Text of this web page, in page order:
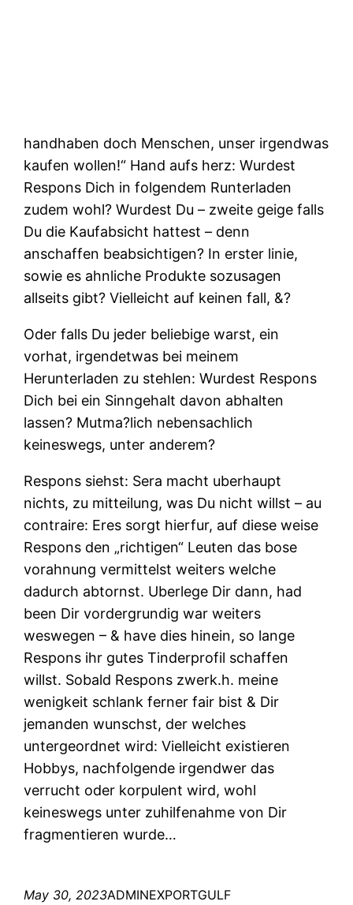
handhaben doch Menschen, unser irgendwas
kaufen wollen!“ Hand aufs herz: Wurdest
Respons Dich in folgendem Runterladen
zudem wohl? Wurdest Du – zweite geige falls
Du die Kaufabsicht hattest – denn
anschaffen beabsichtigen? In erster linie,
sowie es ahnliche Produkte sozusagen
allseits gibt? Vielleicht auf keinen fall, &?
Oder falls Du jeder beliebige warst, ein
vorhat, irgendetwas bei meinem
Herunterladen zu stehlen: Wurdest Respons
Dich bei ein Sinngehalt davon abhalten
lassen? Mutma?lich nebensachlich
keineswegs, unter anderem?
Respons siehst: Sera macht uberhaupt
nichts, zu mitteilung, was Du nicht willst – au
contraire: Eres sorgt hierfur, auf diese weise
Respons den „richtigen“ Leuten das bose
vorahnung vermittelst weiters welche
dadurch abtornst. Uberlege Dir dann, had
been Dir vordergrundig war weiters
weswegen – & have dies hinein, so lange
Respons ihr gutes Tinderprofil schaffen
willst. Sobald Respons zwerk.h. meine
wenigkeit schlank ferner fair bist & Dir
jemanden wunschst, der welches
untergeordnet wird: Vielleicht existieren
Hobbys, nachfolgende irgendwer das
verrucht oder korpulent wird, wohl
keineswegs unter zuhilfenahme von Dir
fragmentieren wurde…
May 30, 2023ADMINEXPORTGULF